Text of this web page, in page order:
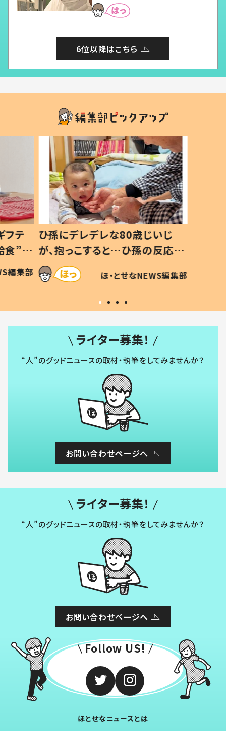
6位以降はこちら
フテ
食”を
の親
編集部
ひ孫にデレデレな80歳じいじ
が、抱っこすると…ひ孫の反応に
「涙が出ました」「可愛くて仕方な
い」
ほ・とせなNEWS編集部
ライター募集！
“人”のグッドニュースの取材・執筆をしてみませんか？
お問い合わせページへ
ライター募集！
“人”のグッドニュースの取材・執筆をしてみませんか？
お問い合わせページへ
Follow US!
ほとせなニュースとは